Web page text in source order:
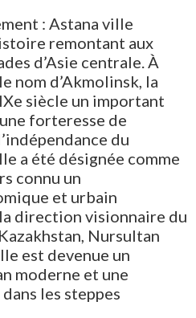
: Astana ville
remontant aux
d’Asie centrale. À
nom d’Akmolinsk, la
siècle un important
forteresse de
du
a été désignée comme
connu un
et urbain
direction visionnaire du
Nursultan
est devenue un
moderne et une
les steppes